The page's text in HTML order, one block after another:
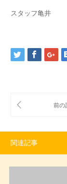
スタッフ亀井
関連記事